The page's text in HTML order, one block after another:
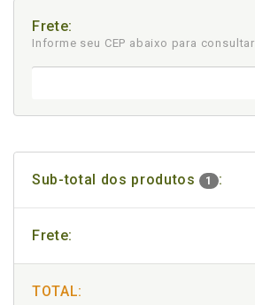
Frete:
Informe seu CEP abaixo para consultar
Sub-total dos produtos 1 :
Frete:
TOTAL: